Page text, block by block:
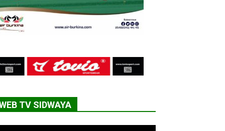
TV SIDWAYA